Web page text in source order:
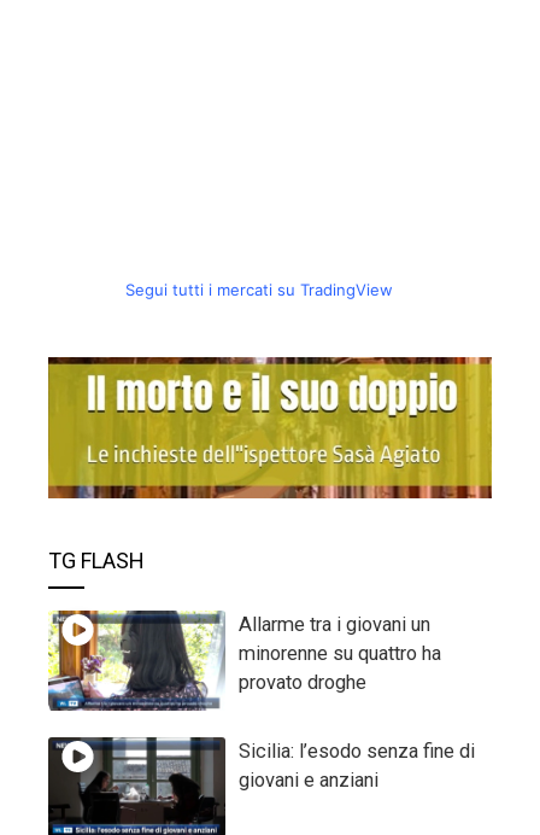
Segui tutti i mercati su TradingView
TG FLASH
Allarme tra i giovani un
minorenne su quattro ha
provato droghe
Sicilia: l’esodo senza fine di
giovani e anziani